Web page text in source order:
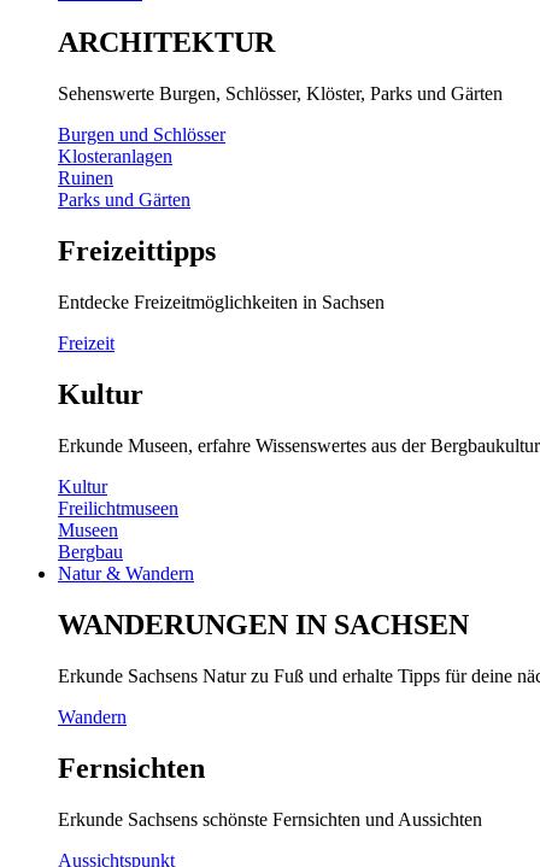
ARCHITEKTUR
Sehenswerte Burgen, Schlösser, Klöster, Parks und Gärten
Burgen und Schlösser
Klosteranlagen
Ruinen
Parks und Gärten
Freizeittipps
Entdecke Freizeitmöglichkeiten in Sachsen
Freizeit
Kultur
Erkunde Museen, erfahre Wissenswertes aus der
Kultur
Freilichtmuseen
Museen
Bergbau
Natur & Wandern
WANDERUNGEN IN SACHSEN
Erkunde Sachsens Natur zu Fuß und erhalte Tipps für deine
Wandern
Fernsichten
Erkunde Sachsens schönste Fernsichten und Aussichten
Aussichtspunkt